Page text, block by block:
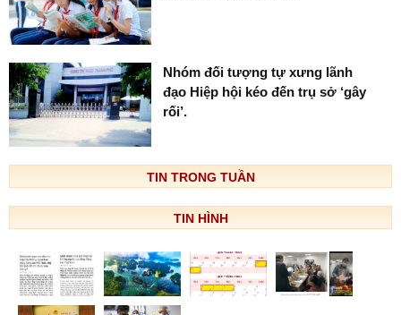
Nhóm đối tượng tự xưng lãnh
đạo Hiệp hội kéo đến trụ sở ‘gây
rối’.
TIN TRONG TUẦN
TIN HÌNH